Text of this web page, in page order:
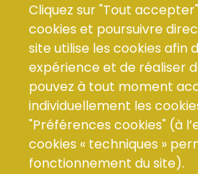
Cliquez sur "Tout
cookies et poursuivre
site utilise les cookies afin
expérience et de réaliser
pouvez à tout moment
individuellement les
"Préférences cookies" (à
cookies « techniques »
fonctionnement du site).
Menu
footer
FAQ
CGV